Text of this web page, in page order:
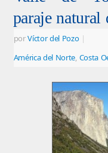
paraje
porVíctor del Pozo |
América del Norte Costa